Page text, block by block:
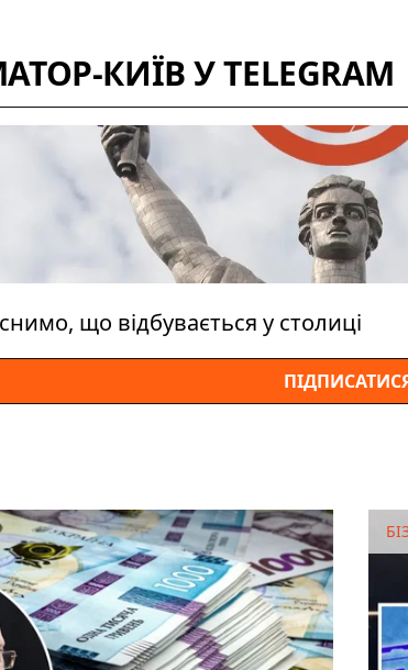
КИЇВ У TELEGRAM
що відбувається у столиці